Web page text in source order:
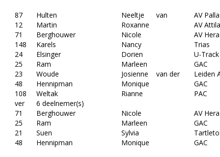
87 Hulten Neeltje van
AV
12
Martin Roxanne
AV Attila
71
Berghouwer Nicole
AV Hera
148
Karels Nancy
Trias
24
Elsinger Dorien
U-Track
25
Ram Marleen
GAC
23
Woude Josienne van der
Leiden
48
Hennipman Monique
GAC
108
Weltak Rianne
PAC
ver
6 deelnemer(s)
71
Berghouwer Nicole
AV Hera
25
Ram Marleen
GAC
21
Suen Sylvia
48
Hennipman Monique GAC